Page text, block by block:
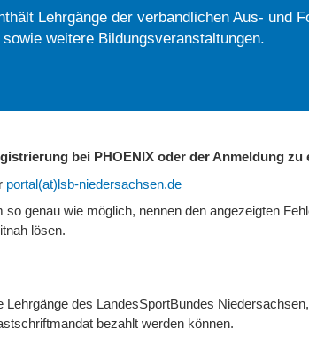
Lehrgänge der verbandlichen Aus- und
weitere Bildungsveranstaltungen.
bei PHOENIX oder der Anmeldung
portal(at)lsb-niedersachsen.de
so genau wie möglich, nennen den angezeigten
lösen.
des LandesSportBundes
bezahlt werden können.